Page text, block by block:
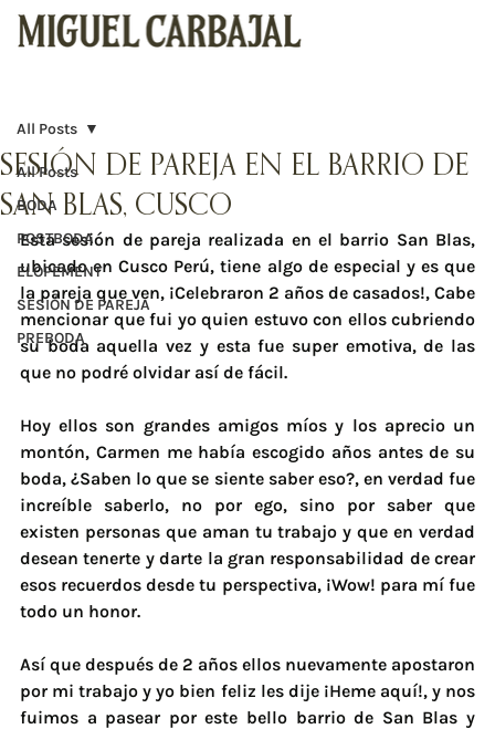
All Posts
BODA
POSTBODA
ELOPEMENT
SESIÓN DE PAREJA
PREBODA
All Posts
SESIÓN DE PAREJA EN EL BARRIO DE
SAN BLAS, CUSCO
Esta sesión de pareja realizada en el barrio San Blas,
ubicado en Cusco Perú, tiene algo de especial y es que
la pareja que ven, ¡Celebraron 2 años de casados!, Cabe
mencionar que fui yo quien estuvo con ellos cubriendo
su boda aquella vez y esta fue super emotiva, de las
que no podré olvidar así de fácil.
Hoy ellos son grandes amigos míos y los aprecio un
montón, Carmen me había escogido años antes de su
boda, ¿Saben lo que se siente saber eso?, en verdad fue
increíble saberlo, no por ego, sino por saber que
existen personas que aman tu trabajo y que en verdad
desean tenerte y darte la gran responsabilidad de crear
esos recuerdos desde tu perspectiva, ¡Wow! para mí fue
todo un honor.
Así que después de 2 años ellos nuevamente apostaron
por mi trabajo y yo bien feliz les dije ¡Heme aquí!, y nos
fuimos a pasear por este bello barrio de San Blas y